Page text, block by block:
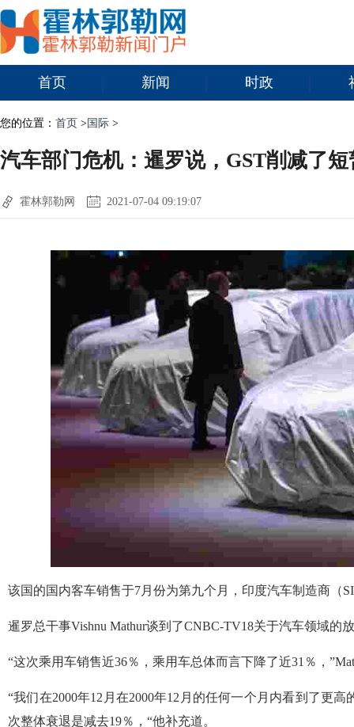
首页 新闻 时政
您的位置： 首页 > 国际 >
汽车部门危机：暹罗说，GST削减了
霍林郭勒网 2021-07-04 09:19:07
该国的国内客车销售于7月份为第九个月，印度汽车制造商（
暹罗总干事Vishnu Mathur谈到了CNBC-TV18关于汽车领域的
“这次乘用车销售近36％，乘用车总体而言下降了近31％，
“我们在2000年12月在2000年12月的任何一个月内看到了更
次整体衰退是减去19％，“他补充道。